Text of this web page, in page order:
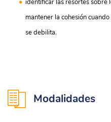
mantener la cohesión
se debilita.
Modalidades